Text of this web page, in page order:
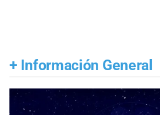
+ Información General